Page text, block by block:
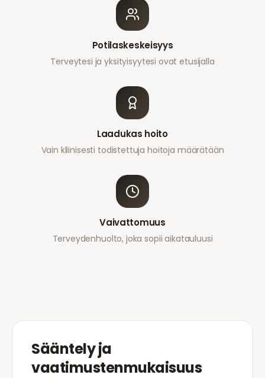
Potilaskeskeisyys
Terveytesi ja yksityisyytesi ovat etusijalla
Laadukas hoito
Vain kliinisesti todistettuja hoitoja määrätään
Vaivattomuus
Terveydenhuolto, joka sopii aikatauluusi
Sääntely ja
vaatimustenmukaisuus